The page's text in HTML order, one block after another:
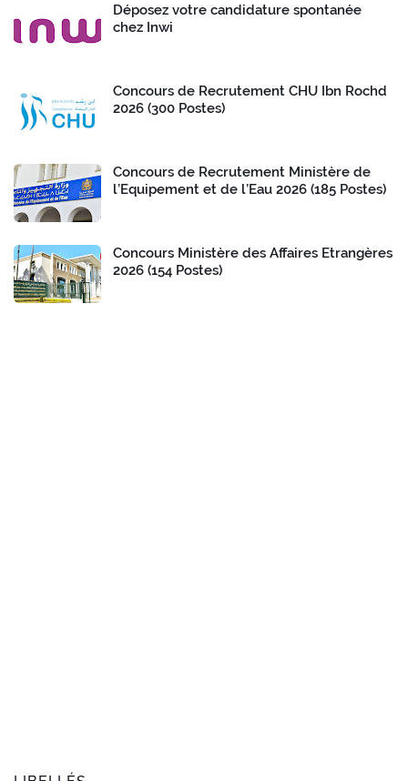
Déposez votre candidature spontanée
chez Inwi
Concours de Recrutement CHU Ibn Rochd
2026 (300 Postes)
Concours de Recrutement Ministère de
l’Equipement et de l’Eau 2026 (185 Postes)
Concours Ministère des Affaires Etrangères
2026 (154 Postes)